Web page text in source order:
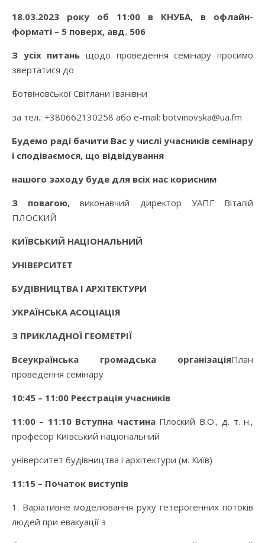
18.03.2023 року об 11:00 в КНУБА, в офлайн-
форматі – 5 поверх, авд. 506
З усіх питань щодо проведення семінару просимо
звертатися до
Ботвіновської Світлани Іванівни
за тел.: +380662130258 або e-mail: botvinovska@ua.fm
Будемо раді бачити Вас у числі учасників семінару
і сподіваємося, що відвідування
нашого заходу буде для всіх нас корисним
З повагою,виконавчий директор УАПГ Віталій
ПЛОСКИЙ
КИЇВСЬКИЙ НАЦІОНАЛЬНИЙ
УНІВЕРСИТЕТ
БУДІВНИЦТВА І АРХІТЕКТУРИ
УКРАЇНСЬКА АСОЦІАЦІЯ
З ПРИКЛАДНОЇ ГЕОМЕТРІЇ
Всеукраїнська громадська організаціяПлан
проведення семінару
10:45 – 11:00 Реєстрація учасників
11:00 – 11:10 Вступна частина Плоский В.О., д. т. н.,
професор Київський національний
університет будівництва і архітектури (м. Київ)
11:15 – Початок виступів
1. Варіативне моделювання руху гетерогенних потоків
людей при евакуації з